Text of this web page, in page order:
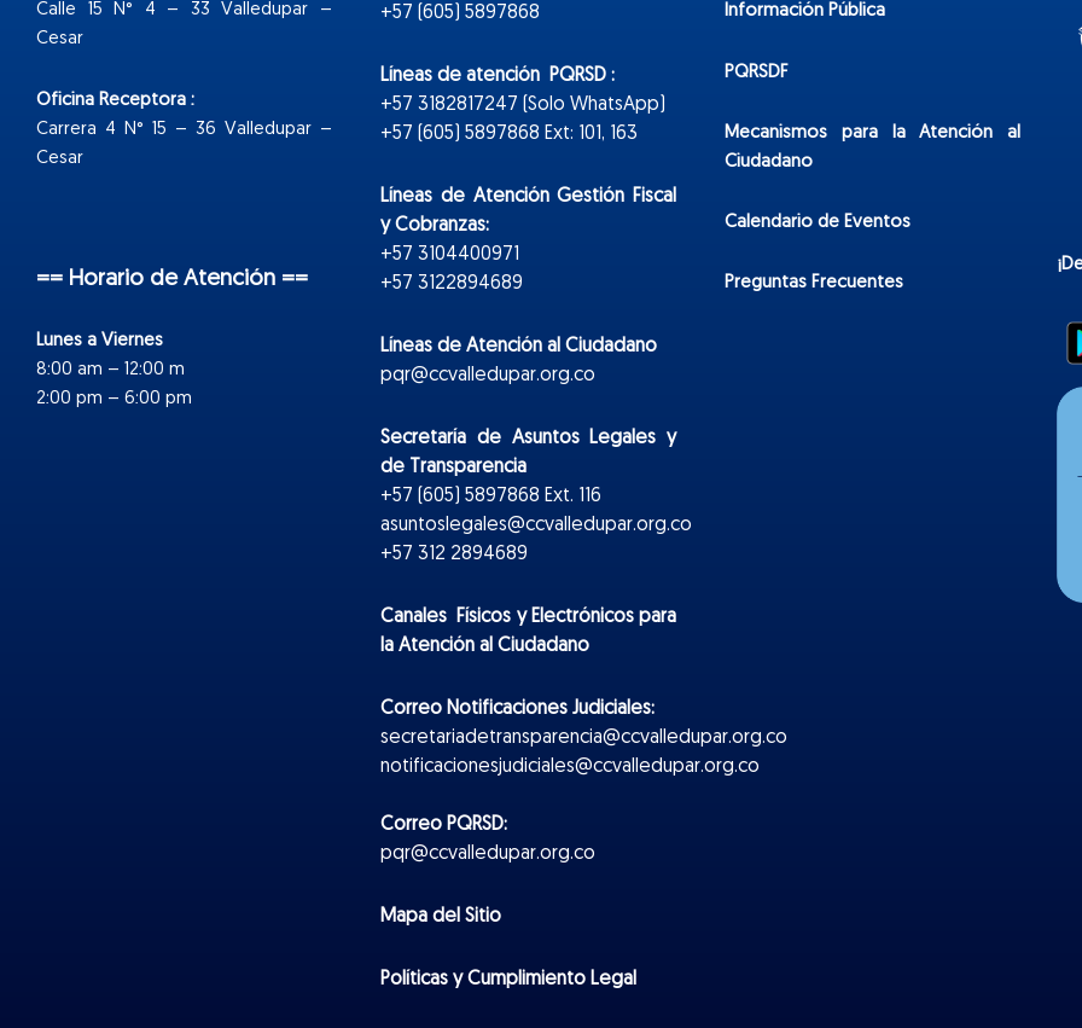
Calle 15 N° 4 – 33 Valledupar –
Cesar
Oficina Receptora :
Carrera 4 N° 15 – 36 Valledupar –
Cesar
== Horario de Atención ==
Lunes a Viernes
8:00 am – 12:00 m
2:00 pm – 6:00 pm
+57 (605) 5897868
Líneas de atención PQRSD :
+57 3182817247 (Solo WhatsApp)
+57 (605) 5897868 Ext: 101, 163
Líneas de Atención Gestión Fiscal
y Cobranzas:
+57 3104400971
+57 3122894689
Líneas de Atención al Ciudadano
pqr@ccvalledupar.org.co
Secretaría de Asuntos Legales y
de Transparencia
+57 (605) 5897868 Ext. 116
asuntoslegales@ccvalledupar.org.co
+57 312 2894689
Canales Físicos yElectrónicospara
la Atención al Ciudadano
Correo Notificaciones Judiciales:
secretariadetransparencia@ccvalledupar.org.co
notificacionesjudiciales@ccvalledupar.org.co
Correo PQRSD:
pqr@ccvalledupar.org.co
Mapa del Sitio
Políticas y Cumplimiento Legal
Información Pública
PQRSDF
Mecanismos para la Atención al
Ciudadano
Calendario de Eventos
Preguntas Frecuentes